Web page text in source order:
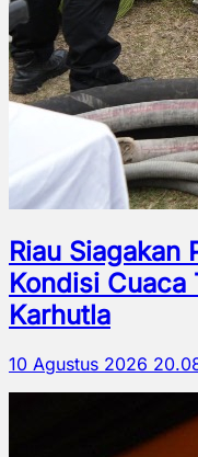
Riau Siagakan
Kondisi Cuaca
Karhutla
10 Agustus 2026